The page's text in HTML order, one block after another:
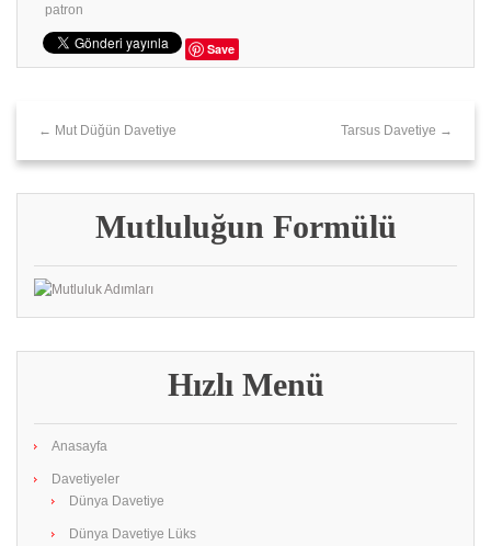
patron
Save
← Mut Düğün Davetiye Tarsus‎ Davetiye →
Mutluluğun Formülü
Hızlı Menü
Anasayfa
Davetiyeler
Dünya Davetiye
Dünya Davetiye Lüks